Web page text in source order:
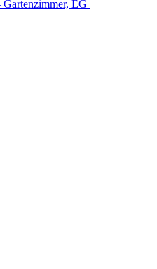
EG